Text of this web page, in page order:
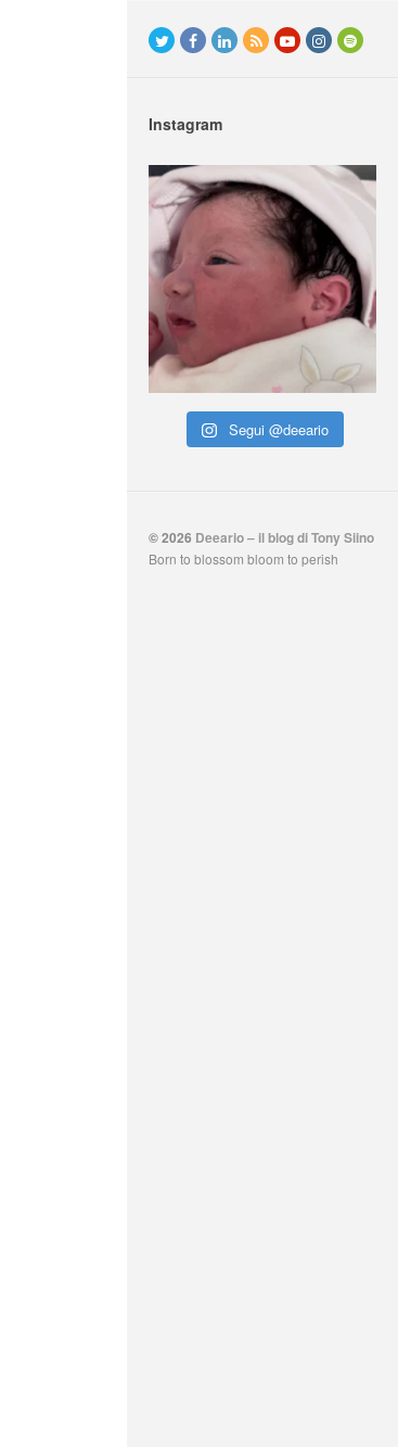
Instagram
Segui @deeario
© 2026 Deeario – il blog di Tony Siino
Born to blossom bloom to perish